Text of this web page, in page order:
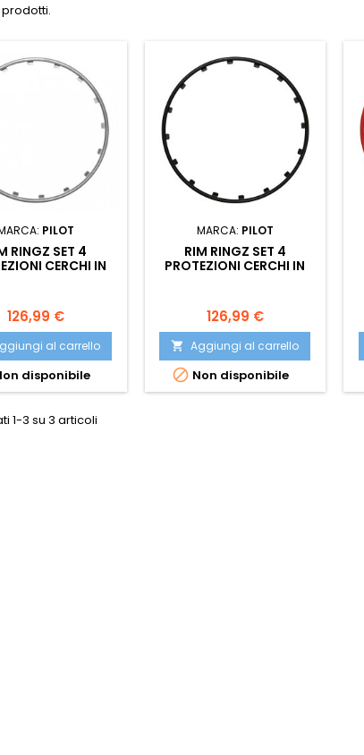
PILOT
RINGZ SET 4
CERCHI IN
Prezzo
126,99 €
al carrello
disponibile
MARCA: PILOT
RIM RINGZ SET 4
PROTEZIONI CERCHI IN
Prezzo
126,99 €
 Aggiungi al carrello
 Non disponibile
1-3 su 3 articoli